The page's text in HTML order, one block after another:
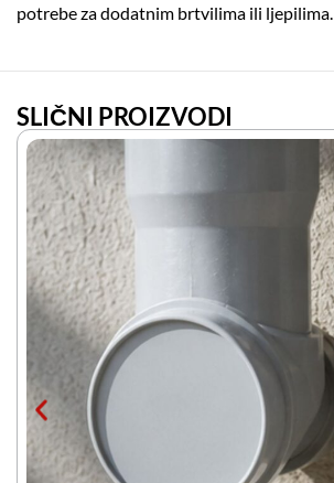
potrebe za dodatnim brtvilima ili ljepilima.
SLIČNI PROIZVODI